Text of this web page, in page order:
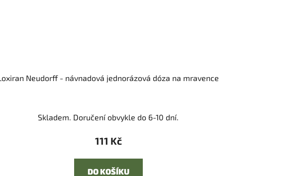
Neudorff - návnadová jednorázová dóza na mravence
Skladem. Doručení obvykle do 6-10 dní.
111 Kč
DO KOŠÍKU